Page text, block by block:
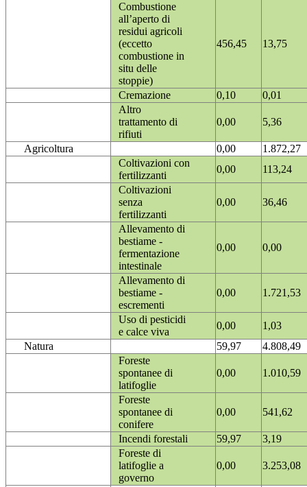
Combustione
all’aperto di
residui agricoli
(eccetto
combustione in
situ delle
stoppie)
456,45 13,75
Cremazione 0,10
0,01
Altro
trattamento di
rifiuti
0,00 5,36
Agricoltura 0,00
1.872,27
Coltivazioni con
fertilizzanti
0,00
113,24
Coltivazioni
senza
fertilizzanti
0,00 36,46
Allevamento di
bestiame -
fermentazione
intestinale
0,00 0,00
Allevamento di
bestiame -
escrementi
0,00 1.721,53
Uso di pesticidi
e calce viva
0,00
1,03
Natura
59,97
4.808,49
Foreste
spontanee di
latifoglie
0,00 1.010,59
Foreste
spontanee di
conifere
0,00 541,62
Incendi forestali 59,97
3,19
Foreste di
latifoglie a
governo
0,00 3.253,08